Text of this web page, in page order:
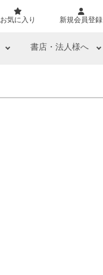
お気に入り 新規会員登録
書店・法人様へ